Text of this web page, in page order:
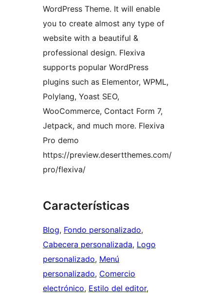
WordPress Theme. It will enable
you to create almost any type of
website with a beautiful &
professional design. Flexiva
supports popular WordPress
plugins such as Elementor, WPML,
Polylang, Yoast SEO,
WooCommerce, Contact Form 7,
Jetpack, and much more. Flexiva
Pro demo
https://preview.desertthemes.com/
pro/flexiva/
Características
Blog, Fondo personalizado
Cabecera personalizada, Logo
personalizado, Menú
personalizado, Comercio
electrónico, Estilo del editor